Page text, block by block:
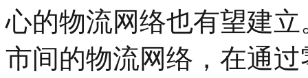
心的物流网络也有望建
市间的物流网络，在通